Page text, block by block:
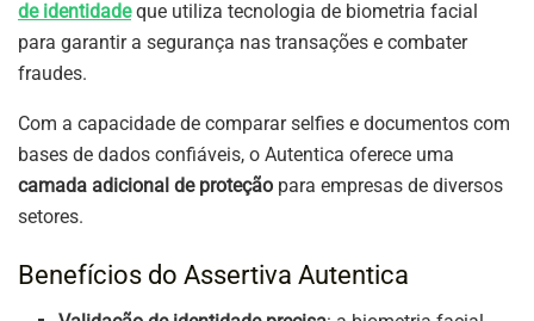
de identidadeque utiliza tecnologia de biometria facial
para garantir a segurança nas transações e combater
fraudes.
Com a capacidade de comparar selfies e documentos com
bases de dados confiáveis, o Autentica oferece uma
camada adicional de proteção para empresas de diversos
setores.
Benefícios do Assertiva Autentica